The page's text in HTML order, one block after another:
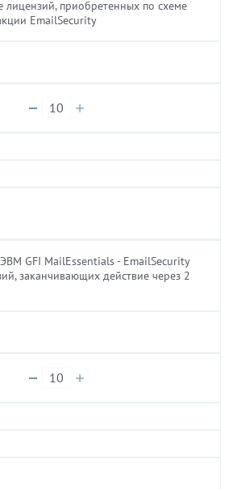
приобретенных по схеме
EmailSecurity
GFI MailEssentials - EmailSecurity
заканчивающих действие через 2